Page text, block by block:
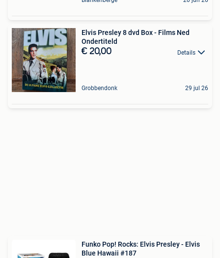
Elvis Presley 8 dvd Box - Films Ned
Ondertiteld
€ 20,00 Details
Grobbendonk 29 jul 26
Funko Pop! Rocks: Elvis Presley - Elvis
Blue Hawaii #187